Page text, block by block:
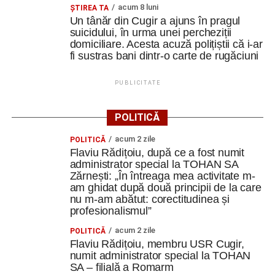
mobilități Erasmus+ în Croația
Secretul succesului în afaceri, dezvăluit de
antreprenorul Alexandru Jittu care a lucrat pentru
Elon Musk: „Dacă nu faci asta ai mari șanse să
iluminatul public va fi redus pe timpul nopții
Messenger WhatsApp
ȘTIREA TA acum 8 luni
Un tânăr din Cugir a ajuns în pragul
suicidului, în urma unei percheziții
domiciliare. Acesta acuză polițiștii că i-ar
fi sustras bani dintr-o carte de rugăciuni
PUBLICITATE
POLITICĂ
POLITICĂ acum 2 zile
Flaviu Rădițoiu, după ce a fost numit
administrator special la TOHAN SA
Zărnești: „În întreaga mea activitate m-
am ghidat după două principii de la care
nu m-am abătut: corectitudinea și
profesionalismul”
POLITICĂ acum 2 zile
Flaviu Rădițoiu, membru USR Cugir,
numit administrator special la TOHAN
SA – filială a Romarm